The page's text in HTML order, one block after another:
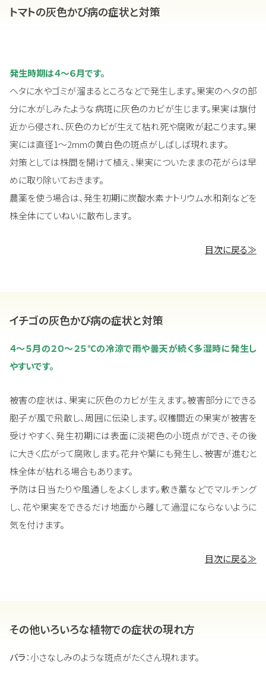
トマトの灰色かび病の症状と対策
発生時期は４～６月です。
ヘタに水やゴミが溜まるところなどで発生します。果実のヘタの部
分に水がしみたような病斑に灰色のカビが生じます。果実は旗付
近から侵され、灰色のカビが生えて枯れ死や腐敗が起こります。果
実には直径1～2mmの黄白色の斑点がしばしば現れます。
対策としては株間を開けて植え、果実についたままの花がらは早
めに取り除いておきます。
農薬を使う場合は、発生初期に炭酸水素ナトリウム水和剤などを
株全体にていねいに散布します。
目次に戻る≫
イチゴの灰色かび病の症状と対策
４～５月の２０～２５℃の冷涼で雨や曇天が続く多湿時に発生し
やすいです。
被害の症状は、果実に灰色のカビが生えます。被害部分にできる
胞子が風で飛散し、周囲に伝染します。収穫間近の果実が被害を
受けやすく、発生初期には表面に淡褐色の小斑点ができ、その後
に大きく広がって腐敗します。花弁や葉にも発生し、被害が進むと
株全体が枯れる場合もあります。
予防は日当たりや風通しをよくします。敷き藁などでマルチング
し、花や果実をできるだけ地面から離して過湿にならないように
気を付けます。
目次に戻る≫
その他いろいろな植物での症状の現れ方
バラ：小さなしみのような斑点がたくさん現れます。